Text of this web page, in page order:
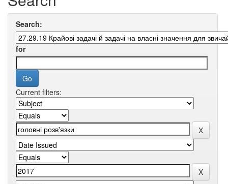
Search:
for
Current filters: